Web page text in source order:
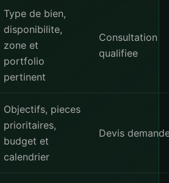
Type de bien,
disponibilite,
zone et
portfolio
pertinent
Consultation
qualifiee
Objectifs, pieces
prioritaires,
budget et
calendrier
Devis